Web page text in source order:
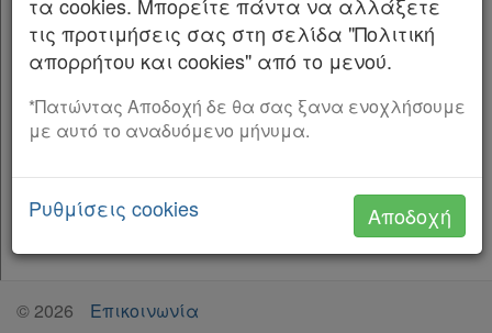
Συμφωνίες
Ελλάδας
Πληροφορίες
Εταιρεία
Επικοινωνία
©2026 Επικοινωνία
τις προτιμήσεις σας στη σελίδα "Πολιτική
απορρήτου και cookies" από το μενού.
*Πατώντας Αποδοχή δε θα σας ξανα ενοχλήσουμε
με αυτό το αναδυόμενο μήνυμα.
Ρυθμίσεις cookies Αποδοχή